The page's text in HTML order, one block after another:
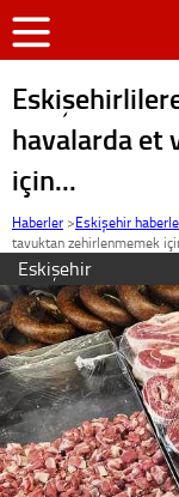
havalarda et
için...
Haberler >Eskişehir
tavuktan zehirlenmemek
Eskişehir